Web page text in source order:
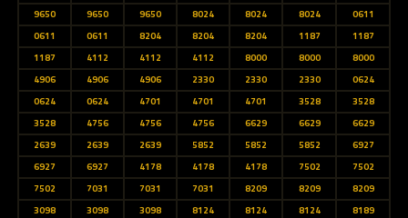
9650
9650 9650 8024 8024 8024
0611
0611
0611 8204 8204 8204 1187
1187
1187
4112 4112 4112 8000 8000
8000
4906
4906 4906 2330 2330 2330
0624
0624
0624 4701 4701 4701 3528
3528
3528
4756 4756 4756 6629 6629
6629
2639
2639 2639 5852 5852 5852
6927
6927
6927 4178 4178 4178 7502
7502
7502
7031 7031 7031 8209 8209
8209
3098
3098 3098 8124 8124 8124
8189